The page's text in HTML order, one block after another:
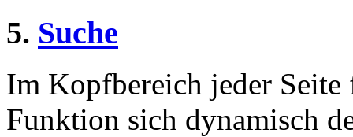
5. Suche
Im Kopfbereich jeder Seite
Funktion sich dynamisch